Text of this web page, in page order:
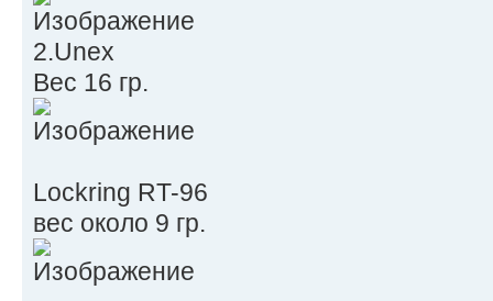
2.Unex
Вес 16 гр.
Lockring RT-96
вес около 9 гр.